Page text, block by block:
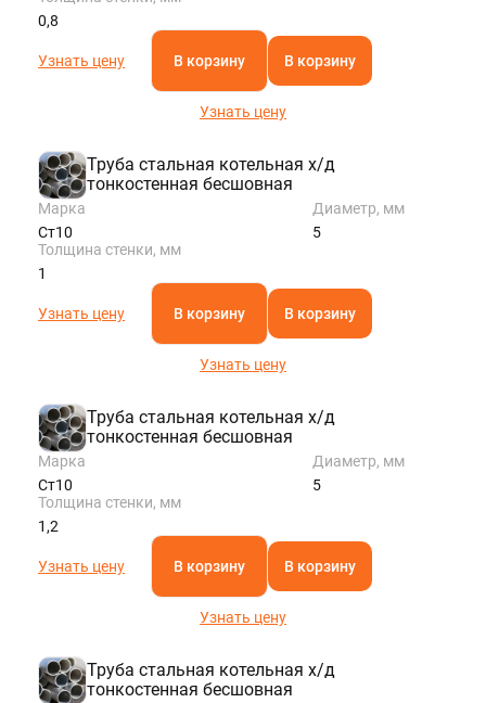
0,8
Узнать цену В корзину В корзину
Узнать цену
Труба стальная котельная х/д
тонкостенная бесшовная
Марка
Ст10
Диаметр, мм
5
Толщина стенки, мм
1
Узнать цену В корзину В корзину
Узнать цену
Труба стальная котельная х/д
тонкостенная бесшовная
Марка
Ст10
Диаметр, мм
5
Толщина стенки, мм
1,2
Узнать цену В корзину В корзину
Узнать цену
Труба стальная котельная х/д
тонкостенная бесшовная